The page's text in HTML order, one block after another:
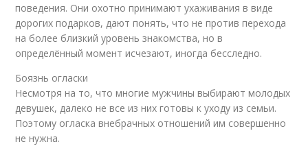
поведения. Они охотно принимают ухаживания в виде
дорогих подарков, дают понять, что не против перехода
на более близкий уровень знакомства, но в
определённый момент исчезают, иногда бесследно.
Боязнь огласки
Несмотря на то, что многие мужчины выбирают молодых
девушек, далеко не все из них готовы к уходу из семьи.
Поэтому огласка внебрачных отношений им совершенно
не нужна.